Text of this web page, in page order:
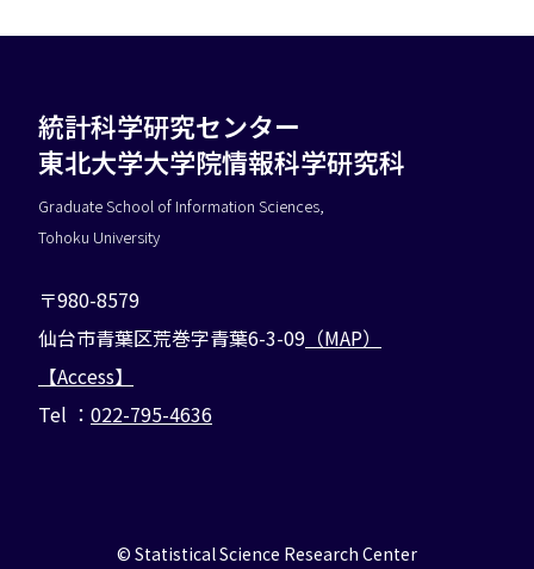
統計科学研究センター
東北大学大学院情報科学研究科
Graduate School of Information Sciences,
Tohoku University
〒980-8579
仙台市青葉区荒巻字青葉6-3-09 （MAP）
【Access】
Tel ： 022-795-4636
©︎ Statistical Science Research Center